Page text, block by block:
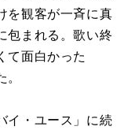
を観客が一斉に真
包まれる。歌い終
て面白かった
イ・ユース」に続